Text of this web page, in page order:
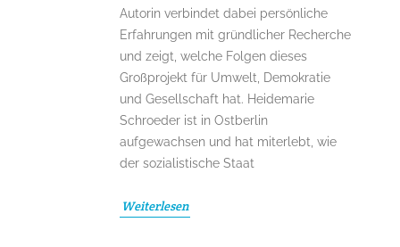
Autorin verbindet dabei persönliche
Erfahrungen mit gründlicher Recherche
und zeigt, welche Folgen dieses
Großprojekt für Umwelt, Demokratie
und Gesellschaft hat. Heidemarie
Schroeder ist in Ostberlin
aufgewachsen und hat miterlebt, wie
der sozialistische Staat
Weiterlesen